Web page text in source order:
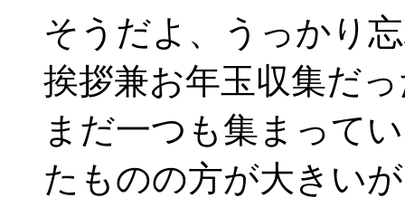
そうだよ、うっかり
挨拶兼お年玉収集だ
まだ一つも集まって
たものの方が大きいが